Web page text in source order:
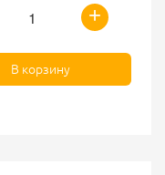
+
В корзину